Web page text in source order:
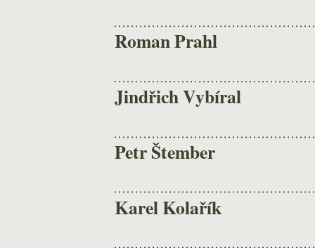
Roman Prahl
Jindřich Vybíral
Petr Štember
Karel Kolařík